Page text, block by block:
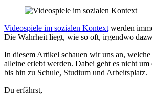
Videospiele im sozialen Kontext werden
Die Wahrheit liegt, wie so oft, irgendwo
In diesem Artikel schauen wir uns an, welche
alleine erlebt werden. Dabei geht es nicht
bis hin zu Schule, Studium und Arbeitsplatz.
Du erfährst,